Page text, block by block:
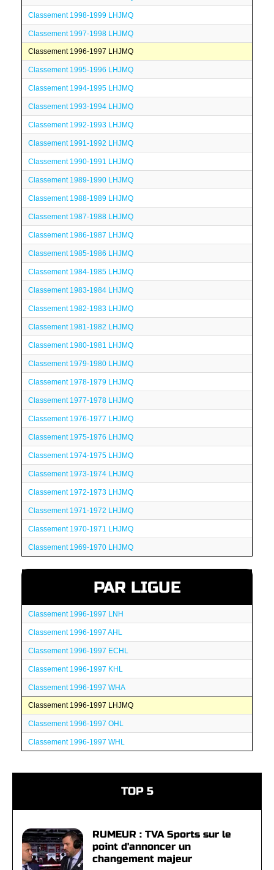
Classement 1998-1999 LHJMQ
Classement 1997-1998 LHJMQ
Classement 1996-1997 LHJMQ
Classement 1995-1996 LHJMQ
Classement 1994-1995 LHJMQ
Classement 1993-1994 LHJMQ
Classement 1992-1993 LHJMQ
Classement 1991-1992 LHJMQ
Classement 1990-1991 LHJMQ
Classement 1989-1990 LHJMQ
Classement 1988-1989 LHJMQ
Classement 1987-1988 LHJMQ
Classement 1986-1987 LHJMQ
Classement 1985-1986 LHJMQ
Classement 1984-1985 LHJMQ
Classement 1983-1984 LHJMQ
Classement 1982-1983 LHJMQ
Classement 1981-1982 LHJMQ
Classement 1980-1981 LHJMQ
Classement 1979-1980 LHJMQ
Classement 1978-1979 LHJMQ
Classement 1977-1978 LHJMQ
Classement 1976-1977 LHJMQ
Classement 1975-1976 LHJMQ
Classement 1974-1975 LHJMQ
Classement 1973-1974 LHJMQ
Classement 1972-1973 LHJMQ
Classement 1971-1972 LHJMQ
Classement 1970-1971 LHJMQ
Classement 1969-1970 LHJMQ
PAR LIGUE
Classement 1996-1997 LNH
Classement 1996-1997 AHL
Classement 1996-1997 ECHL
Classement 1996-1997 KHL
Classement 1996-1997 WHA
Classement 1996-1997 LHJMQ
Classement 1996-1997 OHL
Classement 1996-1997 WHL
TOP 5
RUMEUR : TVA Sports sur le
point d'annoncer un
changement majeur